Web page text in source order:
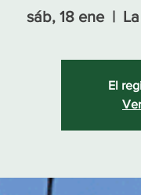
sáb, 18 ene
  |
El